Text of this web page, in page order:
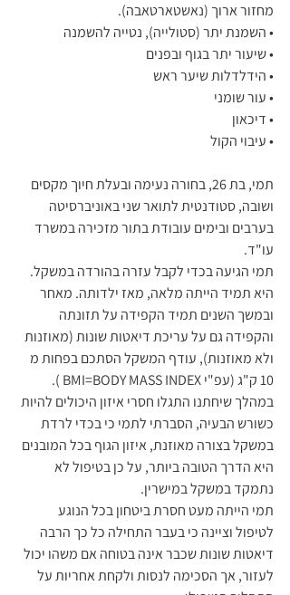
מחזור ארוך (נאשטארטאבה).
• השמנת יתר (סטולייה), נטייה להשמנה
• שיעור יתר בגוף ובפנים
• הידלדלות שיער ראש
• עור שומני
• דיכאון
• עיבוי הקול
תמי, בת 26, בחורה נעימה ובעלת חיוך מקסים
ושובה, סטודנטית לתואר שני באוניברסיטה
בערבים ובימים עובודת בתור מזכירה במשרד
עו"ד.
תמי הגיעה בכדי לקבל עזרה בהורדה במשקל.
היא תמיד הייתה מלאה, מאז ילדותה. מאחר
ובמשך השנים תמיד הקפידה על תזונתה
והקפידה גם על עריכת דיאטות שונות (מאוזנות
ולא מאוזנות), עודף המשקל הסתכם בפחות מ
10 ק"ג (עפ"י BMI=BODY MASS INDEX ).
במהלך שיחתנו התגלו חסרי איזון היכולים להיות
כשורש הבעיה, הסברתי לתמי כי בכדי לרדת
במשקל בצורה מאוזנת, איזון הגוף בכל המובנים
היא הדרך הטובה ביותר, על כן בטיפול לא
נתמקד במשקל במישרין.
תמי הייתה מעט חסרת ביטחון בכל הנוגע
לטיפול וציינה כי בעבר התחילה כל כך הרבה
דיאטות שונות שכבר אינה בטוחה אם משהו יכול
לעזור, אך הסכימה לנסות ולקחת אחריות על